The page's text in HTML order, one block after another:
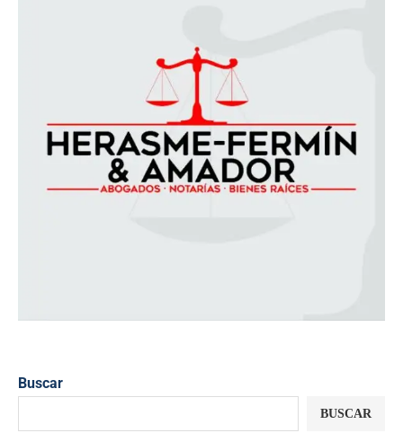
Buscar
BUSCAR